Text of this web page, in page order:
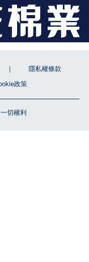
切權利
隱私權條款
政策